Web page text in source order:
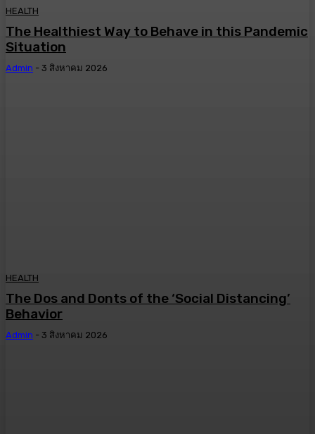
HEALTH
The Healthiest Way to Behave in this Pandemic
Situation
Admin - 3 สิงหาคม 2026
HEALTH
The Dos and Donts of the ‘Social Distancing’
Behavior
Admin - 3 สิงหาคม 2026